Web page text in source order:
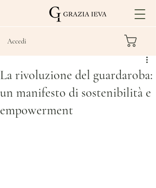
Accedi
La rivoluzione del guardaroba:
un manifesto di sostenibilità e
empowerment